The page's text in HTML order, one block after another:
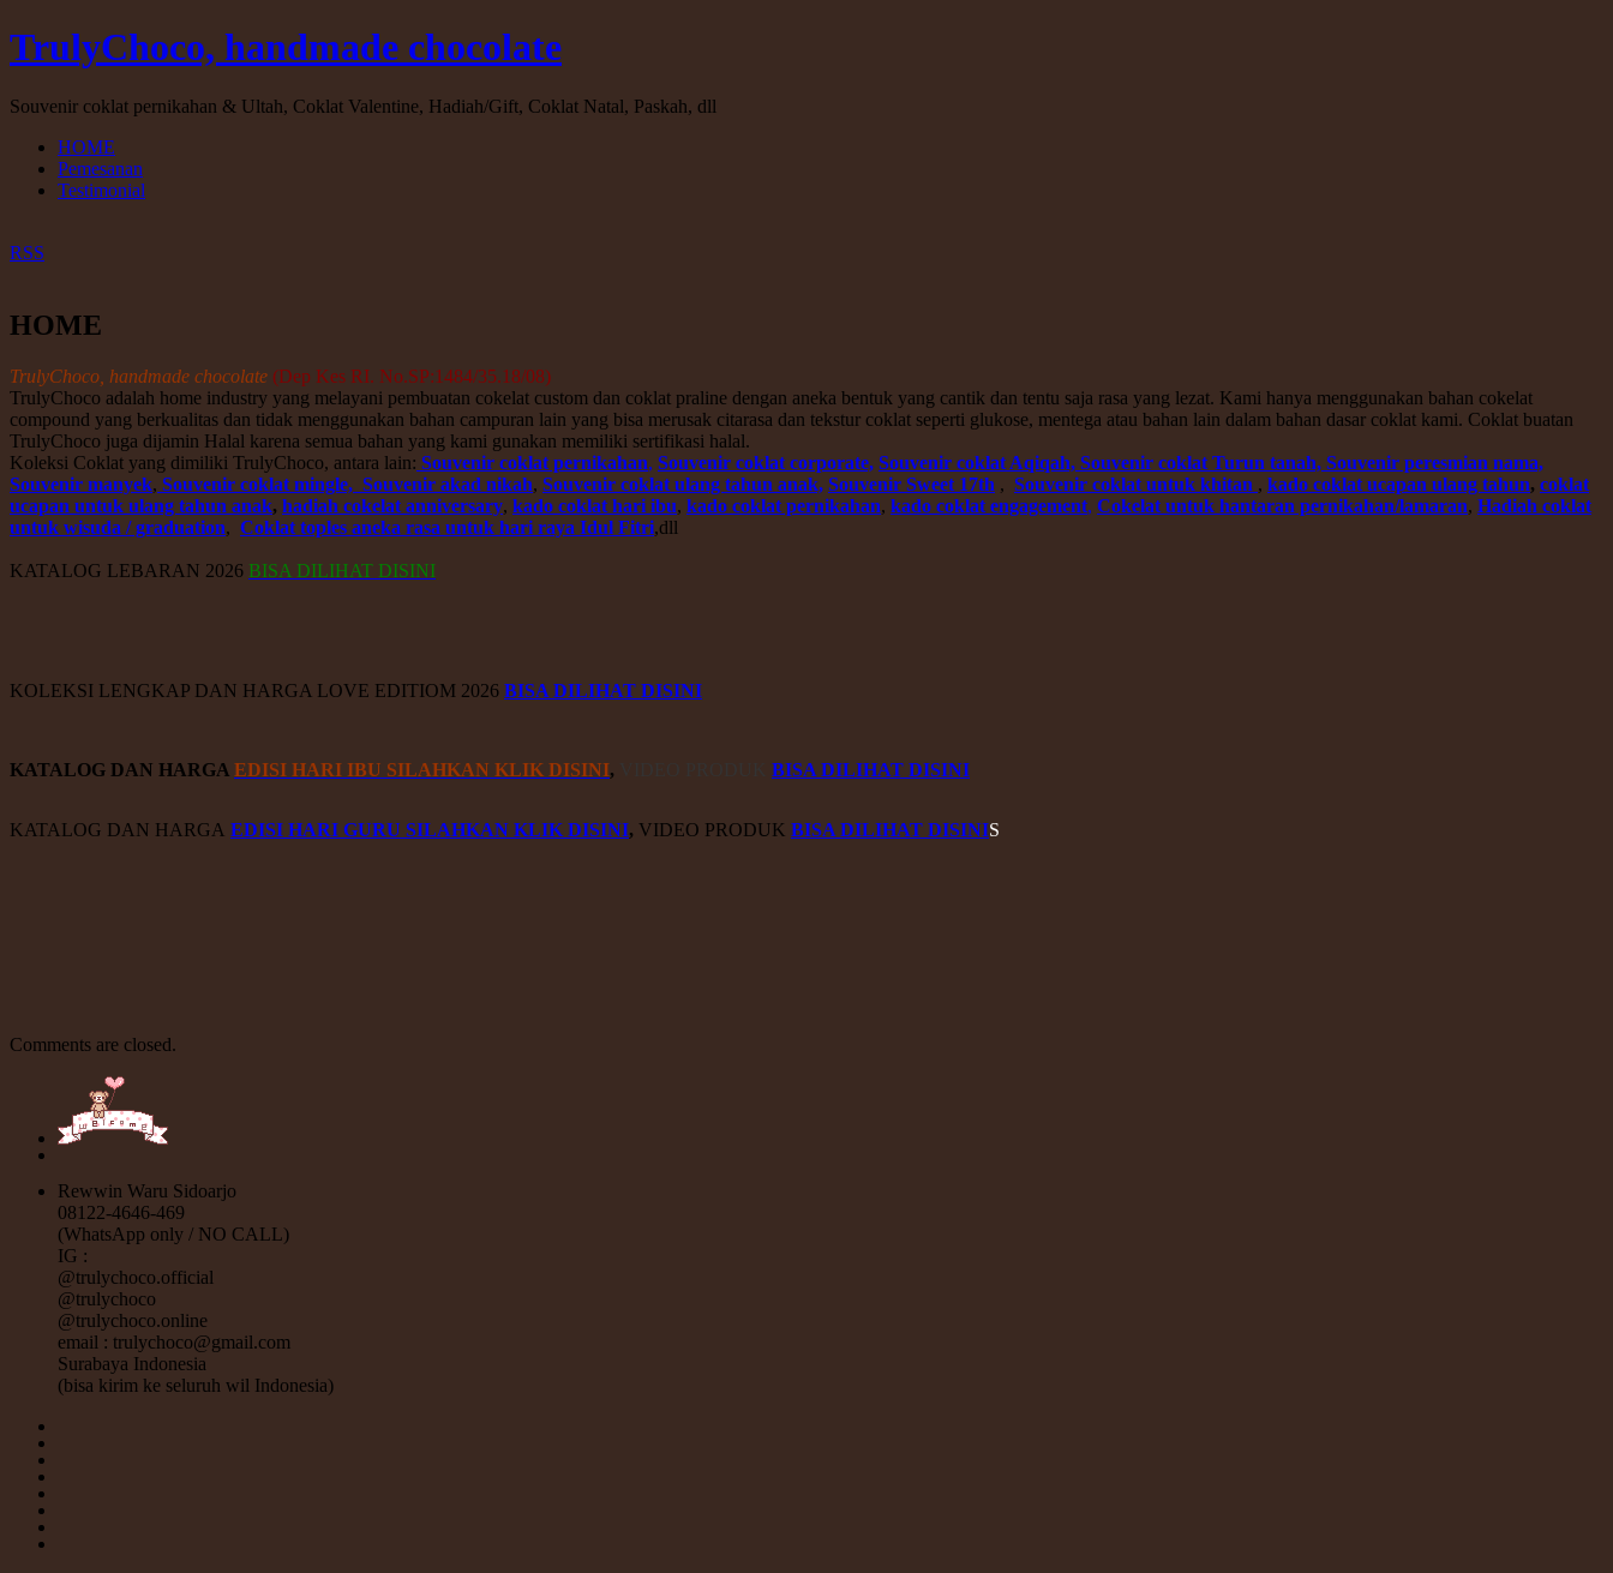
TrulyChoco, handmade chocolate
Souvenir coklat pernikahan & Ultah, Coklat Valentine, Hadiah/Gift, Coklat Natal, Paskah, dll
HOME
Pemesanan
Testimonial
RSS
HOME
TrulyChoco, handmade chocolate (Dep Kes RI. No.SP:1484/35.18/08)
TrulyChoco adalah home industry yang melayani pembuatan cokelat custom dan coklat praline dengan aneka bentuk yang cantik dan tentu saja rasa yang lezat. Kami hanya menggunakan bahan cokelat
compound yang berkualitas dan tidak menggunakan bahan campuran lain yang bisa merusak citarasa dan tekstur coklat seperti glukose, mentega atau bahan lain dalam bahan dasar coklat kami. Coklat buatan
TrulyChoco juga dijamin Halal karena semua bahan yang kami gunakan memiliki sertifikasi halal.
Koleksi Coklat yang dimiliki TrulyChoco, antara lain: Souvenir coklat pernikahan, Souvenir coklat corporate, Souvenir coklat Aqiqah, Souvenir coklat Turun tanah, Souvenir peresmian nama,
Souvenir manyek, Souvenir coklat mingle, Souvenir akad nikah, Souvenir coklat ulang tahun anak, Souvenir Sweet 17th , Souvenir coklat untuk khitan , kado coklat ucapan ulang tahun, coklat
ucapan untuk ulang tahun anak, hadiah cokelat anniversary, kado coklat hari ibu, kado coklat pernikahan, kado coklat engagement, Cokelat untuk hantaran pernikahan/lamaran, Hadiah coklat
untuk wisuda / graduation, Coklat toples aneka rasa untuk hari raya Idul Fitri,dll
KATALOG LEBARAN 2026 BISA DILIHAT DISINI
KOLEKSI LENGKAP DAN HARGA LOVE EDITIOM 2026 BISA DILIHAT DISINI
KATALOG DAN HARGA EDISI HARI IBU SILAHKAN KLIK DISINI, BISA DILIHAT DISINI
KATALOG DAN HARGA EDISI HARI GURU SILAHKAN KLIK DISINI, VIDEO PRODUK BISA DILIHAT DISINIS
Comments are closed.
Rewwin Waru Sidoarjo
08122-4646-469
(WhatsApp only / NO CALL)
IG :
@trulychoco.official
@trulychoco
@trulychoco.online
email : trulychoco@gmail.com
Surabaya Indonesia
(bisa kirim ke seluruh wil Indonesia)